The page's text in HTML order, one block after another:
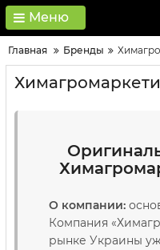
Меню
Главная Бренды
О компании:
Компания
рынке Украины